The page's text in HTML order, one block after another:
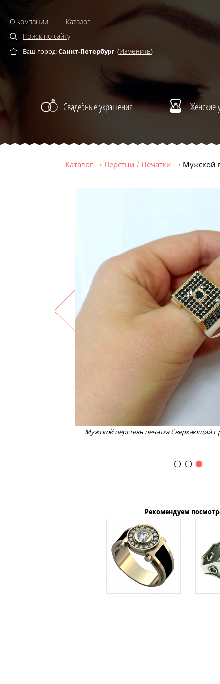
О компании
Каталог
Поиск по сайту
Ваш город:Санкт-Петербург (Изменить)
Свадебные украшения Женские
Каталог Перстни / Печатки Мужской
Мужской перстень печатка Сверкающий с
Рекомендуем